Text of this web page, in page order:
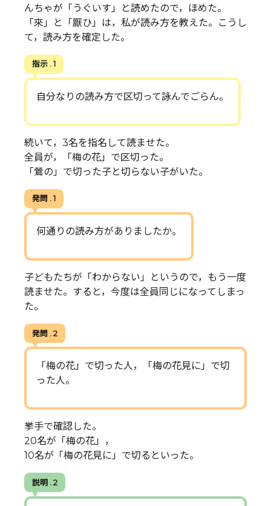
んちゃが「うぐいす」と読めたので，ほめた。
「來」と「厭ひ」は，私が読み方を教えた。こうし
て，読み方を確定した。
指示 . 1
自分なりの読み方で区切って詠んでごらん。
続いて，3名を指名して読ませた。
全員が，「梅の花」で区切った。
「鶯の」で切った子と切らない子がいた。
発問 . 1
何通りの読み方がありましたか。
子どもたちが「わからない」というので，もう一度
読ませた。すると，今度は全員同じになってしまっ
た。
発問 . 2
「梅の花」で切った人，「梅の花見に」で切
った人。
挙手で確認した。
20名が「梅の花」，
10名が「梅の花見に」で切るといった。
説明 . 2